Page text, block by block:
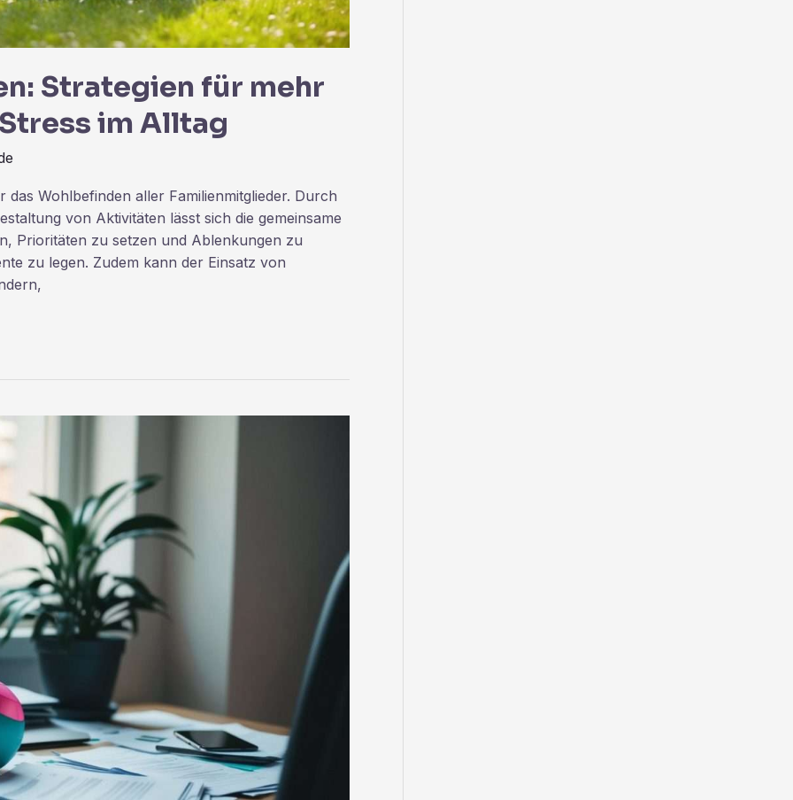
Strategien für mehr
im Alltag
das Wohlbefinden aller Familienmitglieder. Durch
von Aktivitäten lässt sich die gemeinsame
Prioritäten zu setzen und Ablenkungen zu
zu legen. Zudem kann der Einsatz von